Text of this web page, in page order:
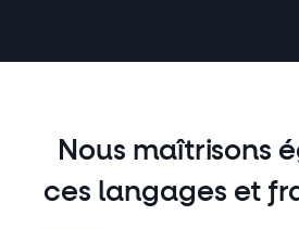
Nous maîtrisons
ces langages et